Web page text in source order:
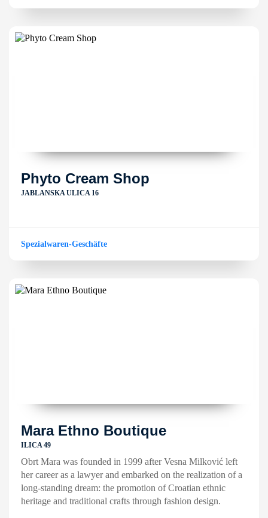
Phyto Cream Shop
JABLANSKA ULICA 16
Spezialwaren-Geschäfte
Mara Ethno Boutique
ILICA 49
Obrt Mara was founded in 1999 after Vesna Milković left
her career as a lawyer and embarked on the realization of a
long-standing dream: the promotion of Croatian ethnic
heritage and traditional crafts through fashion design.